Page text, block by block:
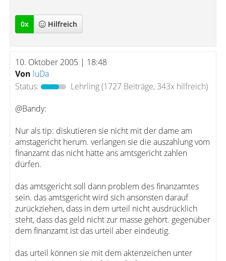
0x Hilfreich
10. Oktober 2005 | 18:48
Von luDa
Status:
Lehrling(1727 Beiträge, 343x hilfreich)
@Bandy:
Nur als tip: diskutieren sie nicht mit der dame am
amstagericht herum. verlangen sie die auszahlung vom
finanzamt das nicht hätte ans amtsgericht zahlen
dürfen.
das amtsgericht soll dann problem des finanzamtes
sein. das amtsgericht wird sich ansonsten darauf
zurückziehen, dass in dem urteil nicht ausdrücklich
steht, dass das geld nicht zur masse gehört. gegenüber
dem finanzamt ist das urteil aber eindeutig.
das urteil können sie mit dem aktenzeichen unter